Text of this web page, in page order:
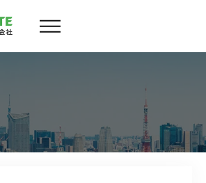
物件情報